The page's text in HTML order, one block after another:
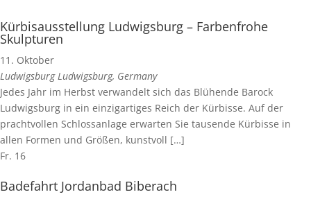
Kürbisausstellung Ludwigsburg – Farbenfrohe
Skulpturen
11. Oktober
LudwigsburgLudwigsburg, Germany
Jedes Jahr im Herbst verwandelt sich das Blühende Barock
Ludwigsburg in ein einzigartiges Reich der Kürbisse. Auf der
prachtvollen Schlossanlage erwarten Sie tausende Kürbisse in
allen Formen und Größen, kunstvoll […]
Fr. 16
Badefahrt Jordanbad Biberach